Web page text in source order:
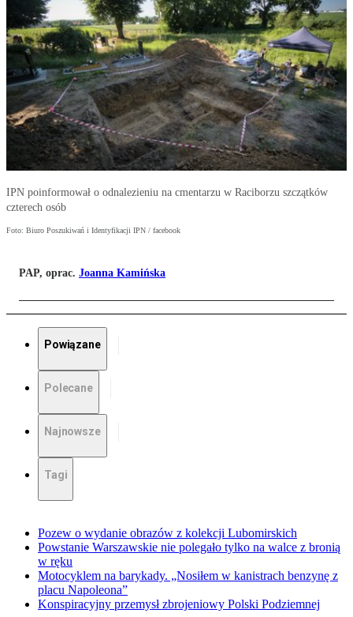
IPN poinformował o odnalezieniu na cmentarzu w Raciborzu szczątków
czterech osób
Foto: Biuro Poszukiwań i Identyfikacji IPN / facebook
PAP, oprac. Joanna Kamińska
Powiązane
Polecane
Najnowsze
Tagi
Pozew o wydanie obrazów z kolekcji Lubomirskich
Powstanie Warszawskie nie polegało tylko na walce z bronią
w ręku
Motocyklem na barykady. „Nosiłem w kanistrach benzynę z
placu Napoleona”
Konspiracyjny przemysł zbrojeniowy Polski Podziemnej